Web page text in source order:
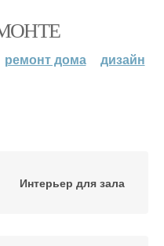
ремонт дома дизайн
Интерьер для зала